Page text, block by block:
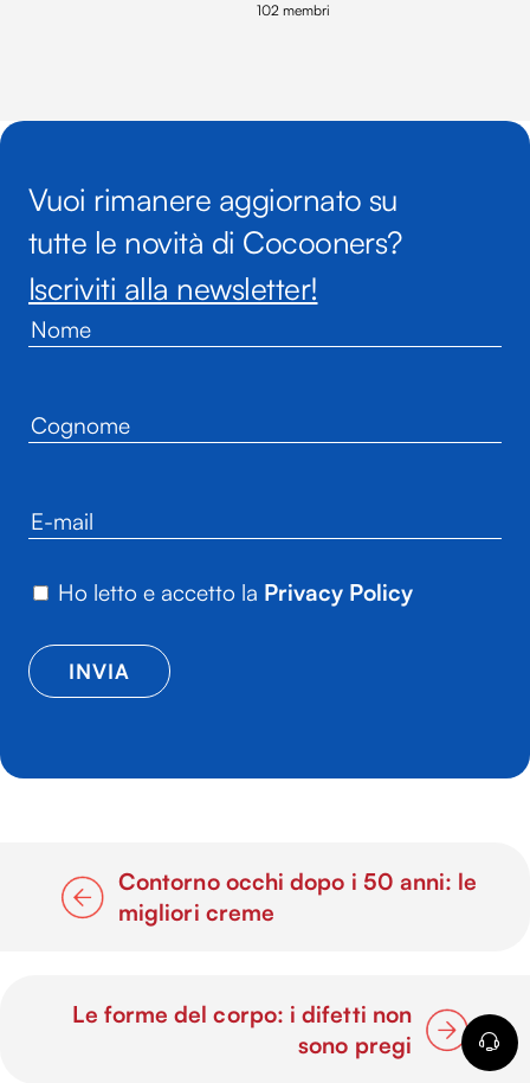
102 membri
Vuoi rimanere aggiornato su
tutte le novità di Cocooners?
Iscriviti alla newsletter!
Ho letto e accetto la Privacy Policy
Contorno occhi dopo i 50 anni: le
migliori creme
Le forme del corpo: i difetti non
sono pregi